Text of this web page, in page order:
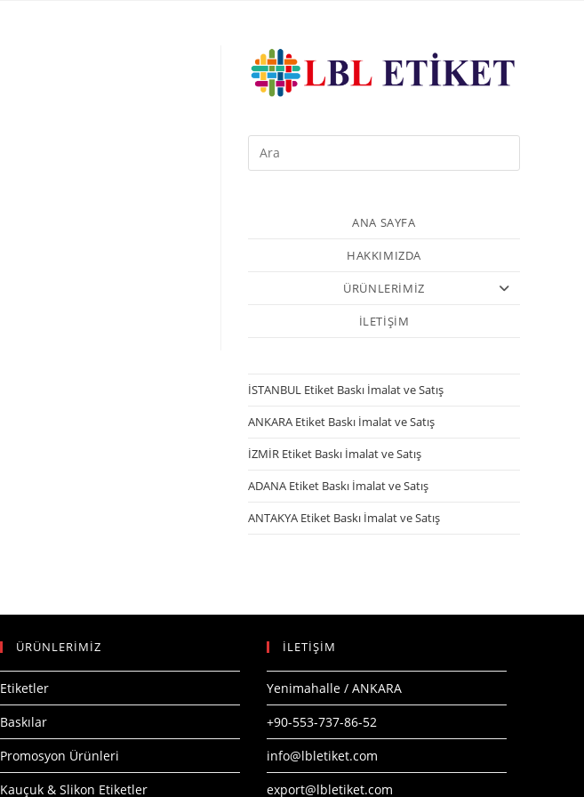
ANA SAYFA
HAKKIMIZDA
ÜRÜNLERİMİZ
İLETİŞİM
İSTANBUL Etiket Baskı İmalat ve Satış
ANKARA Etiket Baskı İmalat ve Satış
İZMİR Etiket Baskı İmalat ve Satış
ADANA Etiket Baskı İmalat ve Satış
ANTAKYA Etiket Baskı İmalat ve Satış
ÜRÜNLERİMİZ
Etiketler
Baskılar
Promosyon Ürünleri
Kauçuk & Slikon Etiketler
İLETİŞİM
Yenimahalle / ANKARA
+90-553-737-86-52
info@lbletiket.com
export@lbletiket.com